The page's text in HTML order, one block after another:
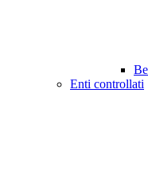
Enti controllati